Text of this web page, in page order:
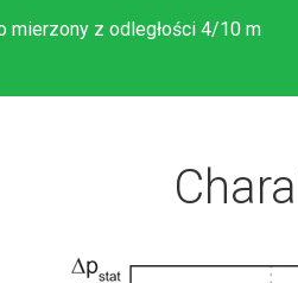
mierzony z odległości 4/10 m